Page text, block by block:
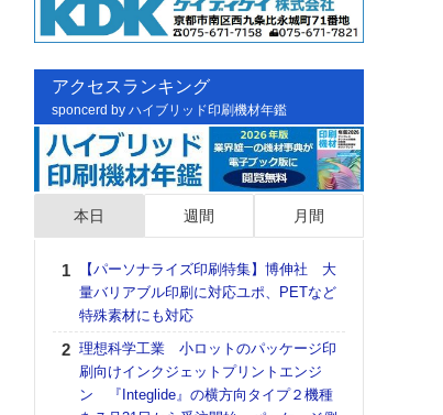
アクセスランキング
sponcerd by ハイブリッド印刷機材年鑑
本日 週間 月間
【パーソナライズ印刷特集】博伸社 大
量バリアブル印刷に対応ユポ、PETなど
特殊素材にも対応
理想科学工業 小ロットのパッケージ印
刷向けインクジェットプリントエンジ
ン 『Integlide』の横方向タイプ２機種